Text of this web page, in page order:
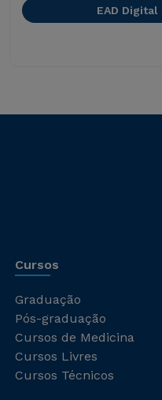
EAD Digital
Cursos
Graduação
Pós-graduação
Cursos de Medicina
Cursos Livres
Cursos Técnicos